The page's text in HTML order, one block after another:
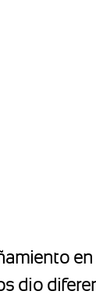
dio